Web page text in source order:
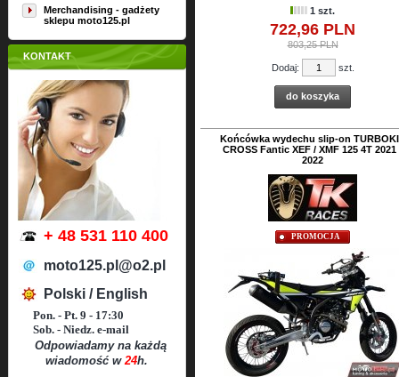
Merchandising - gadżety
sklepu moto125.pl
KONTAKT
+ 48 531 110 400
moto125.pl@o2.pl
Polski / English
Pon. - Pt. 9 - 17:30
Sob. - Niedz. e-mail
Odpowiadamy na każdą
wiadomość w24h.
1 szt.
722,96 PLN
803,25 PLN
Dodaj: szt.
do koszyka
Końcówka wydechu slip-on
CROSS Fantic XEF / XMF 125 4T 2021
2022
PROMOCJA